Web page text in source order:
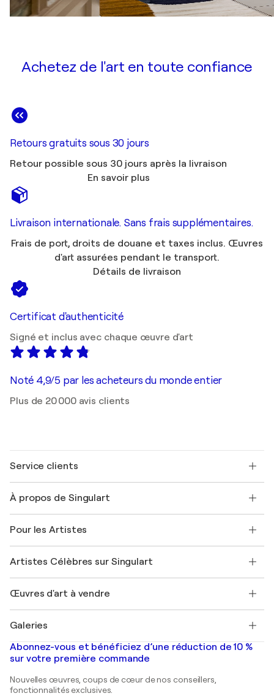
Achetez de l'art en toute confiance
Retours gratuits sous 30 jours
Retour possible sous 30 jours après la livraison
En savoir plus
Livraison internationale. Sans frais supplémentaires.
Frais de port, droits de douane et taxes inclus. Œuvres
d'art assurées pendant le transport.
Détails de livraison
Certificat d'authenticité
Signé et inclus avec chaque œuvre d'art
Noté 4,9/5 par les acheteurs du monde entier
Plus de 20 000 avis clients
Service clients
Expédition
Offrir une carte cadeau
Rejoignez notre programme commercial
Mon compte
+33 1 76 44 06 42
À propos de Singulart
FAQ
Magazine Singulart
Emplois
Découvrez une sélection d'art original
Pour les Artistes
Se connecter en tant qu'Artiste
Artistes Célèbres sur Singulart
Marc Chagall
Banksy
Mr. Brainwash
Shepard Fairey
Œuvres d'art à vendre
Tableaux abstraits à vendre
Peintures de paysage
Estampes
Peintures acryliques
Galeries
Galeries d'art en France
Galeries d'art en Belgique
Abonnez-vous et bénéficiez d’une réduction de 10 %
sur votre première commande
Nouvelles œuvres, coups de cœur de nos conseillers,
fonctionnalités exclusives.